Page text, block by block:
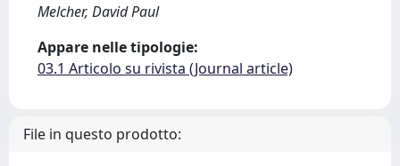
Melcher, David Paul
Appare nelle tipologie:
03.1 Articolo su rivista (Journal article)
File in questo prodotto: